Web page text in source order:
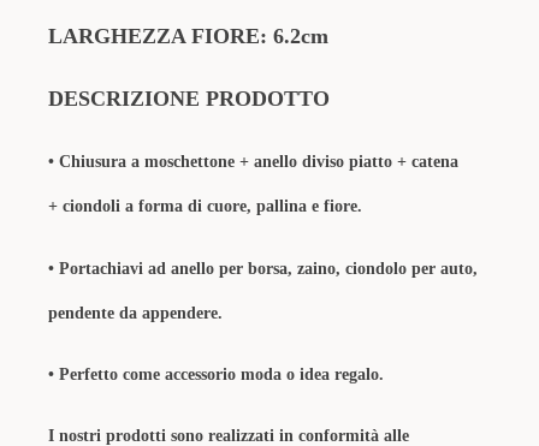
LARGHEZZA FIORE: 6.2cm
DESCRIZIONE PRODOTTO
• Chiusura a moschettone + anello diviso piatto + catena
+ ciondoli a forma di cuore, pallina e fiore.
• Portachiavi ad anello per borsa, zaino, ciondolo per auto,
pendente da appendere.
• Perfetto come accessorio moda o idea regalo.
I nostri prodotti sono realizzati in conformità alle